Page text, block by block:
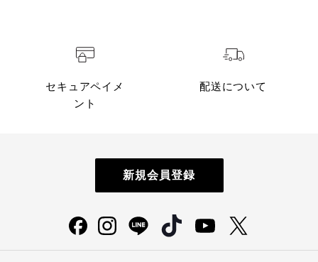
セキュアペイメ
ント
配送について
新規会員登録